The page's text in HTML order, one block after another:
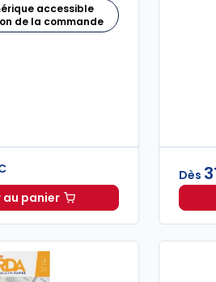
accessible
de la commande
panier
Mémento Droit commercial 2026
Dès